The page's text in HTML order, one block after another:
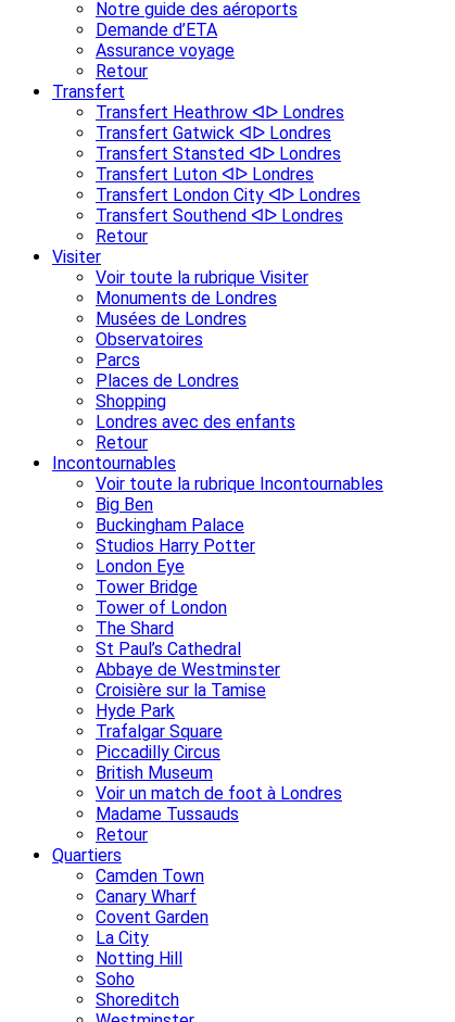
Notre guide des aéroports
Demande d’ETA
Assurance voyage
Retour
Transfert
Transfert Heathrow ᐊᐅ Londres
Transfert Gatwick ᐊᐅ Londres
Transfert Stansted ᐊᐅ Londres
Transfert Luton ᐊᐅ Londres
Transfert London City ᐊᐅ Londres
Transfert Southend ᐊᐅ Londres
Retour
Visiter
Voir toute la rubrique Visiter
Monuments de Londres
Musées de Londres
Observatoires
Parcs
Places de Londres
Shopping
Londres avec des enfants
Retour
Incontournables
Voir toute la rubrique Incontournables
Big Ben
Buckingham Palace
Studios Harry Potter
London Eye
Tower Bridge
Tower of London
The Shard
St Paul’s Cathedral
Abbaye de Westminster
Croisière sur la Tamise
Hyde Park
Trafalgar Square
Piccadilly Circus
British Museum
Voir un match de foot à Londres
Madame Tussauds
Retour
Quartiers
Camden Town
Canary Wharf
Covent Garden
La City
Notting Hill
Soho
Shoreditch